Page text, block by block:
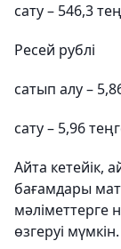
сату – 546,3
Ресей рублі
сатып алу –
сату – 5,96
Айта кетейік,
бағамдары
мәліметтерге
өзгеруі мүмкін.